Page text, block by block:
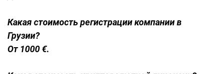
Какая стоимость регистрации компании в
Грузии?
От 1000 €.